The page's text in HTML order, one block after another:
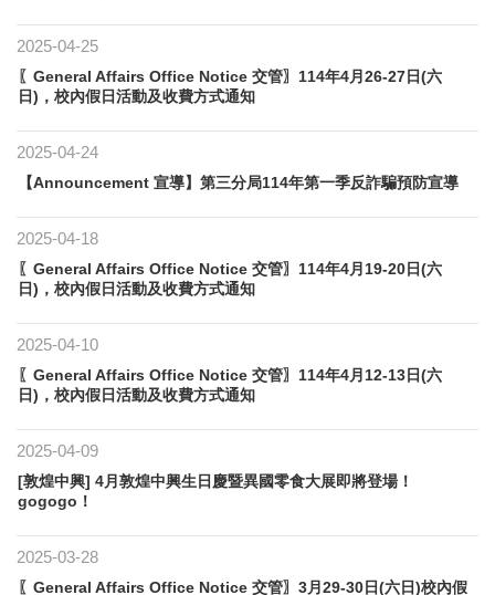
2025-04-25
〖General Affairs Office Notice 交管〗114年4月26-27日(六
日)，校內假日活動及收費方式通知
2025-04-24
【Announcement 宣導】​第三分局114年第一季反詐騙預防宣導
2025-04-18
〖General Affairs Office Notice 交管〗114年4月19-20日(六
日)，校內假日活動及收費方式通知
2025-04-10
〖General Affairs Office Notice 交管〗114年4月12-13日(六
日)，校內假日活動及收費方式通知
2025-04-09
[敦煌中興] 4月敦煌中興生日慶暨異國零食大展即將登場！
gogogo！
2025-03-28
〖General Affairs Office Notice 交管〗3月29-30日(六日)校內假